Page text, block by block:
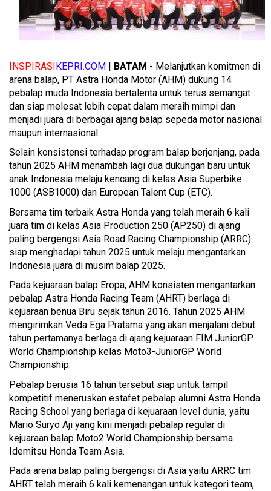
INSPIRASIKEPRI.COM | BATAM - Melanjutkan komitmen di
arena balap, PT Astra Honda Motor (AHM) dukung 14
pebalap muda Indonesia bertalenta untuk terus semangat
dan siap melesat lebih cepat dalam meraih mimpi dan
menjadi juara di berbagai ajang balap sepeda motor nasional
maupun internasional.
Selain konsistensi terhadap program balap berjenjang, pada
tahun 2025 AHM menambah lagi dua dukungan baru untuk
anak Indonesia melaju kencang di kelas Asia Superbike
1000 (ASB1000) dan European Talent Cup (ETC).
Bersama tim terbaik Astra Honda yang telah meraih 6 kali
juara tim di kelas Asia Production 250 (AP250) di ajang
paling bergengsi Asia Road Racing Championship (ARRC)
siap menghadapi tahun 2025 untuk melaju mengantarkan
Indonesia juara di musim balap 2025.
Pada kejuaraan balap Eropa, AHM konsisten mengantarkan
pebalap Astra Honda Racing Team (AHRT) berlaga di
kejuaraan benua Biru sejak tahun 2016. Tahun 2025 AHM
mengirimkan Veda Ega Pratama yang akan menjalani debut
tahun pertamanya berlaga di ajang kejuaraan FIM JuniorGP
World Championship kelas Moto3-JuniorGP World
Championship.
Pebalap berusia 16 tahun tersebut siap untuk tampil
kompetitif meneruskan estafet pebalap alumni Astra Honda
Racing School yang berlaga di kejuaraan level dunia, yaitu
Mario Suryo Aji yang kini menjadi pebalap regular di
kejuaraan balap Moto2 World Championship bersama
Idemitsu Honda Team Asia.
Pada arena balap paling bergengsi di Asia yaitu ARRC tim
AHRT telah meraih 6 kali kemenangan untuk kategori team,